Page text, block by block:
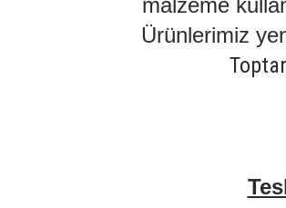
malzeme
Ürünlerimiz